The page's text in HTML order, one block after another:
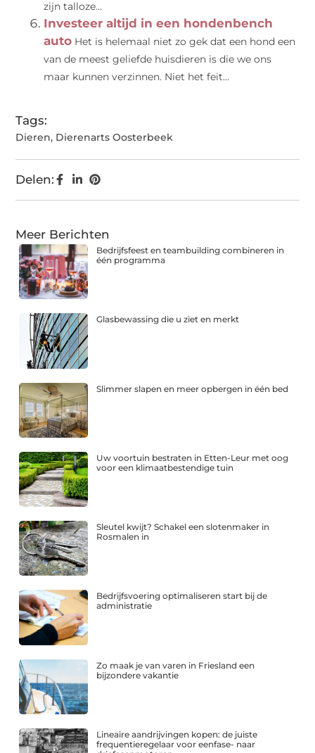
zijn talloze...
Investeer altijd in een hondenbench
auto Het is helemaal niet zo gek dat een hond een
van de meest geliefde huisdieren is die we ons
maar kunnen verzinnen. Niet het feit...
Tags:
Dieren, Dierenarts Oosterbeek
Delen:
Meer Berichten
Bedrijfsfeest en teambuilding combineren in
één programma
Glasbewassing die u ziet en merkt
Slimmer slapen en meer opbergen in één bed
Uw voortuin bestraten in Etten-Leur met oog
voor een klimaatbestendige tuin
Sleutel kwijt? Schakel een slotenmaker in
Rosmalen in
Bedrijfsvoering optimaliseren start bij de
administratie
Zo maak je van varen in Friesland een
bijzondere vakantie
Lineaire aandrijvingen kopen: de juiste
frequentieregelaar voor eenfase- naar